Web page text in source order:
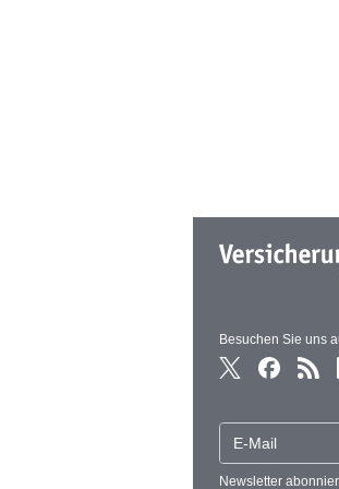
Besuchen Sie uns
Newsletter